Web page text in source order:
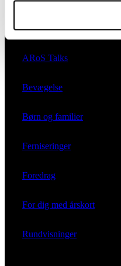
Kalender
ARoS Talks
Bevægelse
Børn og familier
Ferniseringer
Foredrag
For dig med årskort
Rundvisninger